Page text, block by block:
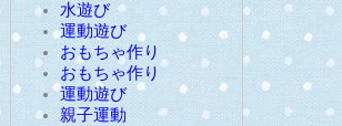
水遊び
運動遊び
おもちゃ作り
おもちゃ作り
運動遊び
親子運動